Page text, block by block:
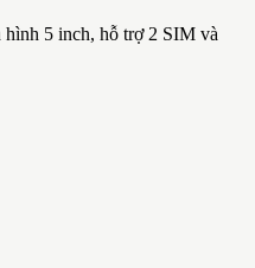
5 inch, hỗ trợ 2 SIM và